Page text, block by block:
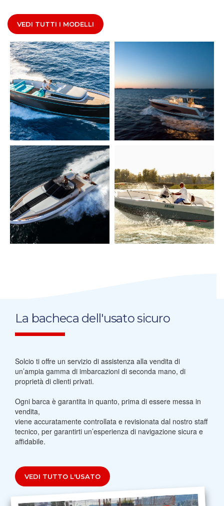
La bacheca dell'usato sicuro
Solcio ti offre un servizio di assistenza alla vendita di
un’ampia gamma di imbarcazioni di seconda mano, di
proprietà di clienti privati.
Ogni barca è garantita in quanto, prima di essere messa in
vendita,
viene accuratamente controllata e revisionata dal nostro staff
tecnico, per garantirti un’esperienza di navigazione sicura e
affidabile.